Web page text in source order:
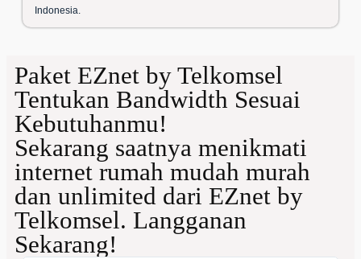
Indonesia.
Paket EZnet by Telkomsel
Tentukan Bandwidth Sesuai
Kebutuhanmu!
Sekarang saatnya menikmati
internet rumah mudah murah
dan unlimited dari EZnet by
Telkomsel. Langganan
Sekarang!